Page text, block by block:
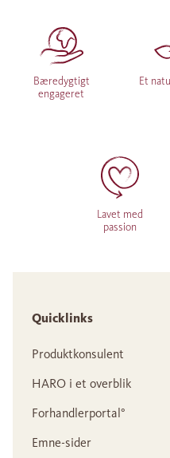
Bæredygtigt
engageret
Et
Lavet med
passion
Quicklinks
Produktkonsulent
HARO i et overblik
Forhandlerportal°
Emne-sider